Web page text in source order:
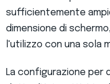
sufficientemente
dimensione di
l'utilizzo con una sola
La configurazione per